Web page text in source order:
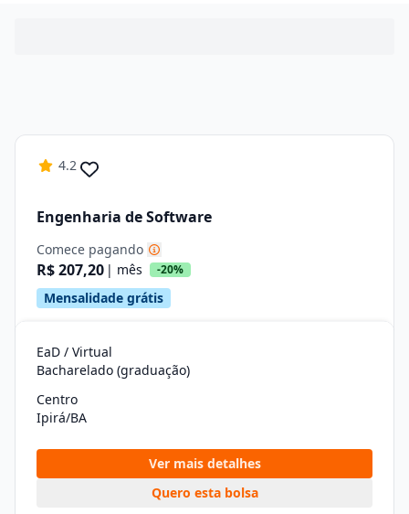
4.2
Engenharia de Software
Comece pagando
R$ 207,20 | mês -20%
Mensalidade grátis
EaD / Virtual
Bacharelado (graduação)
Centro
Ipirá/BA
Ver mais detalhes
Quero esta bolsa